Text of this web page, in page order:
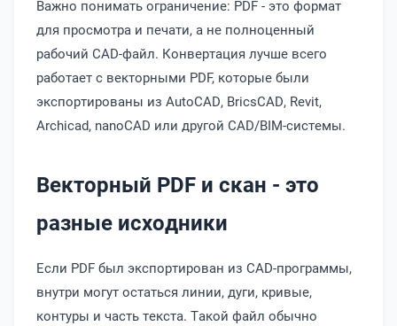
Важно понимать ограничение: PDF - это формат
для просмотра и печати, а не полноценный
рабочий CAD-файл. Конвертация лучше всего
работает с векторными PDF, которые были
экспортированы из AutoCAD, BricsCAD, Revit,
Archicad, nanoCAD или другой CAD/BIM-системы.
Векторный PDF и скан - это
разные исходники
Если PDF был экспортирован из CAD-программы,
внутри могут остаться линии, дуги, кривые,
контуры и часть текста. Такой файл обычно